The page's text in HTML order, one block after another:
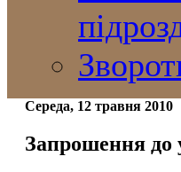
Середа, 12 травня 2010
Запрошення до